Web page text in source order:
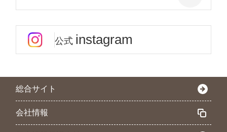
公式 instagram
総合サイト
会社情報